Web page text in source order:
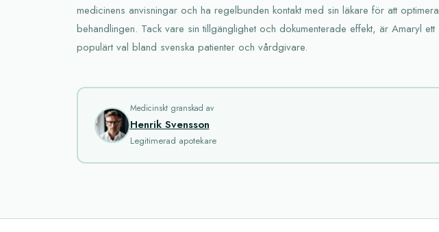
medicinens anvisningar och ha regelbunden kontakt med sin läkare för att optimera
behandlingen. Tack vare sin tillgänglighet och dokumenterade effekt, är Amaryl ett
populärt val bland svenska patienter och vårdgivare.
Medicinskt granskad av
Henrik Svensson
Legitimerad apotekare